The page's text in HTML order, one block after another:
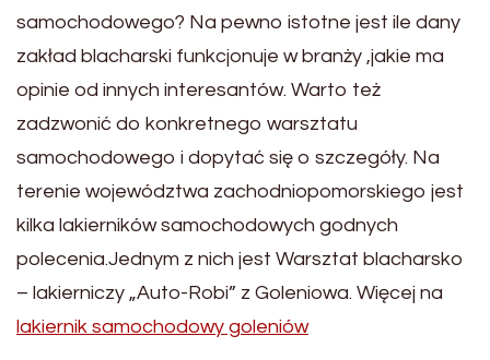
samochodowego? Na pewno istotne jest ile dany
zakład blacharski funkcjonuje w branży ,jakie ma
opinie od innych interesantów. Warto też
zadzwonić do konkretnego warsztatu
samochodowego i dopytać się o szczegóły. Na
terenie województwa zachodniopomorskiego jest
kilka lakierników samochodowych godnych
polecenia.Jednym z nich jest Warsztat blacharsko
– lakierniczy „Auto-Robi” z Goleniowa. Więcej na
lakiernik samochodowy goleniów